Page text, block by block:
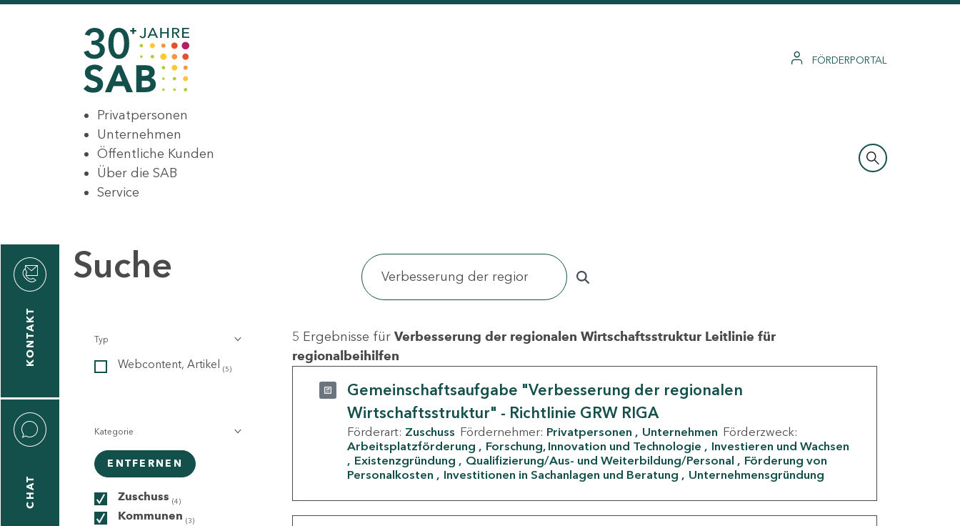
FÖRDERPORTAL
Privatpersonen
Unternehmen
Öffentliche Kunden
Über die SAB
Service
KONTAKT
CHAT
Suche
Typ
Webcontent, Artikel (5)
Kategorie
ENTFERNEN
Zuschuss (4)
Kommunen (3)
5 Ergebnisse für Verbesserung der regionalen Wirtschaftsstruktur Leitlinie für
regionalbeihilfen
Gemeinschaftsaufgabe "Verbesserung der regionalen
Wirtschaftsstruktur" - Richtlinie GRW RIGA
Förderart: Zuschuss Fördernehmer: Privatpersonen Unternehmen Förderzweck:
Arbeitsplatzförderung
Forschung, Innovation und Technologie
Investieren und Wachsen
Existenzgründung
Qualifizierung/Aus- und Weiterbildung/Personal
Förderung von
Personalkosten
Investitionen in Sachanlagen und Beratung Unternehmensgründung